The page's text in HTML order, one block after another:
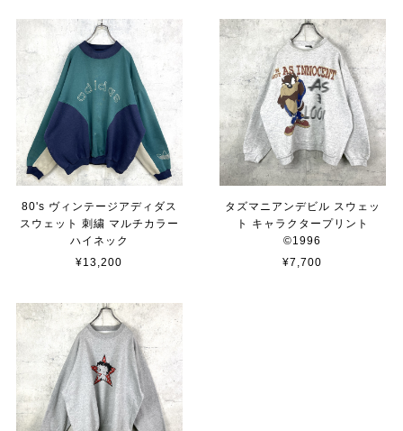
80's ヴィンテージアディダス
スウェット 刺繍 マルチカラー
ハイネック
¥13,200
タズマニアンデビル スウェッ
ト キャラクタープリント
©︎1996
¥7,700